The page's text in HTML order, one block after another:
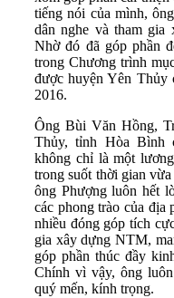
tiếng nói của mình,
dân nghe và tham
Nhờ đó đã góp phần
trong Chương trình
được huyện Yên Thủy
2016.
Ông Bùi Văn Hồng,
Thủy, tỉnh Hòa Bình
không chỉ là một
trong suốt thời gian
ông Phượng luôn hết
các phong trào của địa
nhiều đóng góp tích
gia xây dựng NTM,
góp phần thúc đầy
Chính vì vậy, ông
quý mến, kính trọng.